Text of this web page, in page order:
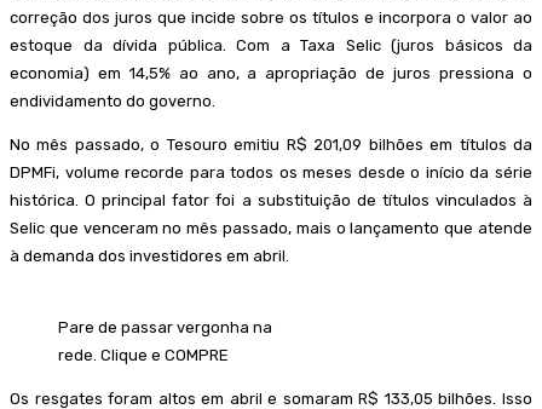
correção dos juros que incide sobre os títulos e incorpora o valor ao
estoque da dívida pública. Com a Taxa Selic (juros básicos da
economia) em 14,5% ao ano, a apropriação de juros pressiona o
endividamento do governo.
No mês passado, o Tesouro emitiu R$ 201,09 bilhões em títulos da
DPMFi, volume recorde para todos os meses desde o início da série
histórica. O principal fator foi a substituição de títulos vinculados à
Selic que venceram no mês passado, mais o lançamento que atende
à demanda dos investidores em abril.
Pare de passar vergonha na
rede. Clique e COMPRE
Os resgates foram altos em abril e somaram R$ 133,05 bilhões. Isso